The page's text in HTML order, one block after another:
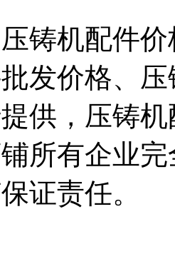
铸机配件
发价格、
供，压铸
所有企业
证责任。